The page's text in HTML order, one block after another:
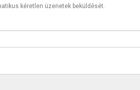
kéretlen üzenetek beküldését.